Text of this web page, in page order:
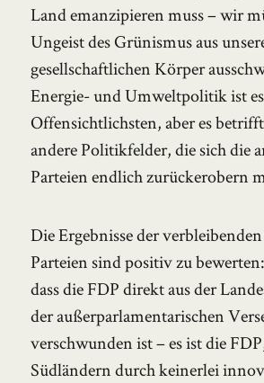
Land emanzipieren muss – wir
Ungeist des Grünismus aus
gesellschaftlichen Körper
Energie- und Umweltpolitik ist
Offensichtlichsten, aber es
andere Politikfelder, die sich die
Parteien endlich zurückerobern
Die Ergebnisse der
Parteien sind positiv zu
dass die FDP direkt aus der
der außerparlamentarischen
verschwunden ist – es ist die
Südländern durch keinerlei